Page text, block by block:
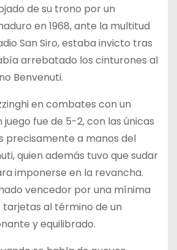
de su trono por un
en 1968, ante la multitud
San Siro, estaba invicto tras
arrebatado los cinturones al
Benvenuti.
en combates con un
fue de 5-2, con las únicas
precisamente a manos del
quien además tuvo que sudar
imponerse en la revancha.
vencedor por una mínima
al término de un
y equilibrado.